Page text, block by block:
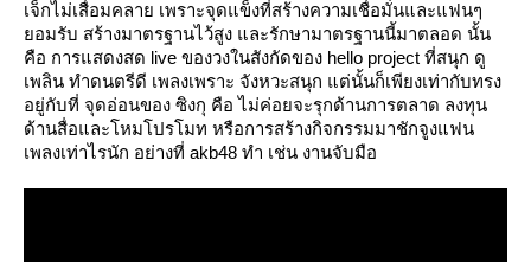
เจ็กไม่เสื่อมคลาย เพราะจุดแข็งที่สร้างความเชื่อมั่นและแฟนๆ
อมรับ สร้างมาตรฐานไว้สูง และรักษามาตรฐานนี้มาตลอด นั้น
คือ การแสดงสด live ของวงในสังกัดของ hello project ที่สนุก ดู
เพลิน ทำดนตรีดี เพลงเพราะ จังหวะสนุก แต่นั้นก็เพียงเท่ากับทรง
อยู่กับที่ จุดอ่อนของ ซิงกุ คือ ไม่ค่อยจะรุกด้านการตลาด ลงทุน
ด้านสื่อและโหมโปรโมท หรือการสร้างกิจกรรมมาชักจูงแฟน
เพลงเท่าไรนัก อย่างที่ akb48 ทำ เช่น งานจับมือ